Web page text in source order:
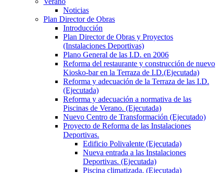
Noticias
Plan Director de Obras
Introducción
Plan Director de Obras y Proyectos
(Instalaciones Deportivas)
Plano General de las I.D. en 2006
Reforma del restaurante y construcción de nuevo
Kiosko-bar en la Terraza de I.D.(Ejecutada)
Reforma y adecuación de la Terraza de las I.D.
(Ejecutada)
Reforma y adecuación a normativa de las
Piscinas de Verano. (Ejecutada)
Nuevo Centro de Transformación (Ejecutado)
Proyecto de Reforma de las Instalaciones
Deportivas.
Edificio Polivalente (Ejecutada)
Nueva entrada a las Instalaciones
Deportivas. (Ejecutada)
Piscina climatizada. (Ejecutada)